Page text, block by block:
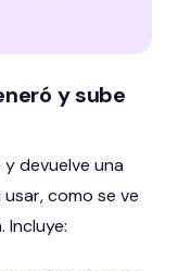
y sube
devuelve una
como se ve
Incluye: